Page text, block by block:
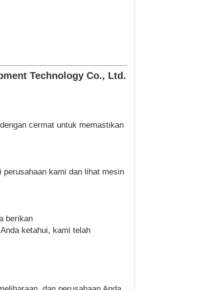
Technology Co., Ltd.
cermat untuk memastikan
kami dan lihat mesin
berikan
ketahui, kami telah